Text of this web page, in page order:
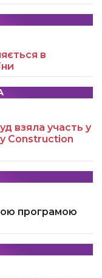
в
взяла участь у
Construction
програмою